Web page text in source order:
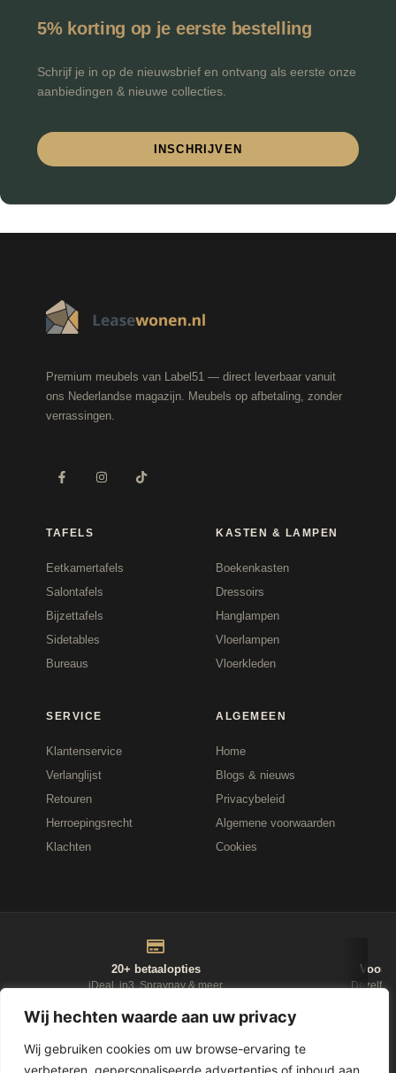
Wij hechten waarde aan uw privacy
Wij gebruiken cookies om uw browse-ervaring te
verbeteren, gepersonaliseerde advertenties of inhoud aan
5% korting op je eerste bestelling
Schrijf je in op de nieuwsbrief en ontvang als eerste onze
aanbiedingen & nieuwe collecties.
INSCHRIJVEN
Premium meubels van Label51 — direct leverbaar vanuit
ons Nederlandse magazijn. Meubels op afbetaling, zonder
verrassingen.
TAFELS
Eetkamertafels
Salontafels
Bijzettafels
Sidetables
Bureaus
KASTEN & LAMPEN
Boekenkasten
Dressoirs
Hanglampen
Vloerlampen
Vloerkleden
SERVICE
Klantenservice
Verlanglijst
Retouren
Herroepingsrecht
Klachten
ALGEMEEN
Home
Blogs & nieuws
Privacybeleid
Algemene voorwaarden
Cookies
20+ betaalopties
iDeal, in3, Spraypay & meer
Voor
NIEUWSBRIEF